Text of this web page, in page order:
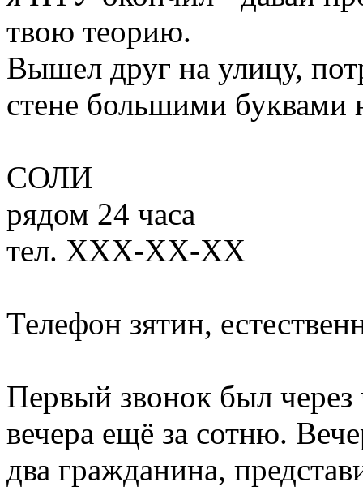
твою теорию.
Вышел друг на улицу,
стене большими буквами
СОЛИ
рядом 24 часа
тел. ХХХ-ХХ-ХХ
Телефон зятин,
Первый звонок был
вечера ещё за сотню.
два гражданина,